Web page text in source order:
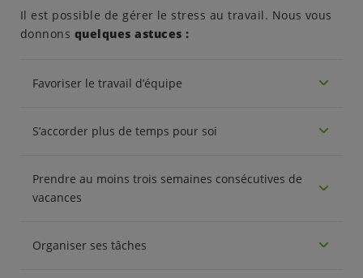
Il est possible de gérer le stress au travail. Nous vous
donnons quelques astuces :
Favoriser le travail d’équipe
S’accorder plus de temps pour soi
Prendre au moins trois semaines consécutives de
vacances
Organiser ses tâches